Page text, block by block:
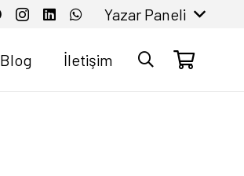
Yazar Paneli
Blog İletişim